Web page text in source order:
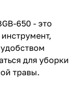
650 - это
для уборки
травы.
раз в 2